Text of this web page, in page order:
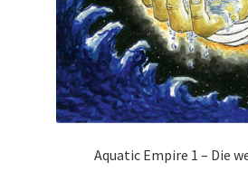
Aquatic Empire 1 – Die